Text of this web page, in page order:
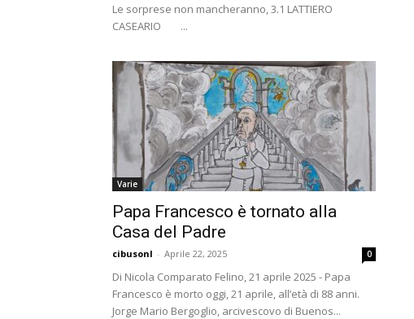
Le sorprese non mancheranno, 3.1 LATTIERO
CASEARIO ...
Varie
Papa Francesco è tornato alla
Casa del Padre
cibusonl - Aprile 22, 2025 0
Di Nicola Comparato Felino, 21 aprile 2025 - Papa
Francesco è morto oggi, 21 aprile, all’età di 88 anni.
Jorge Mario Bergoglio, arcivescovo di Buenos...